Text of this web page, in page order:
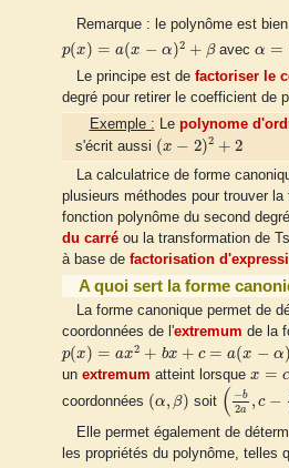
Remarque : le polynôme est
p(x) = a(x − α)2 + β
( ) − β
avecα =
Le principe est de factoriser le
degré pour retirer le coefficient de
Exemple : Le polynome
s'écrit aussi (x − 2)2 + 2
( 2 2+
La calculatrice de forme
plusieurs méthodes pour trouver la
fonction polynôme du second
du carré ou la transformation de
à base de factorisation
A quoi sert la forme
La forme canonique permet de
coordonnées de l'extremum de la
p(x) = ax2 + bx + c = a(x − α
( ) +b x +c a 2
un extremum atteint lorsque x =
x =α
coordonnées (α, β)
( β) soit ( −b
2a , c −
− b2
Elle permet également de
les propriétés du polynôme, telles